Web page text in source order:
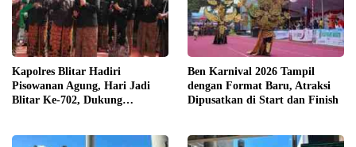
Kapolres Blitar Hadiri
Pisowanan Agung, Hari Jadi
Blitar Ke-702, Dukung
Ben Karnival 2026 Tampil
dengan Format Baru, Atraksi
Dipusatkan di Start dan Finish